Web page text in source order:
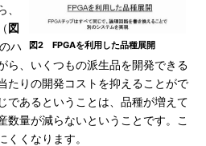
図2 FPGAを利用した品種展開
、
図
ハ
ら、いくつもの派生品を開発できる
たりの開発コストを抑えることがで
であるということは、品種が増えて
数量が減らないということです。こ
くくなります。